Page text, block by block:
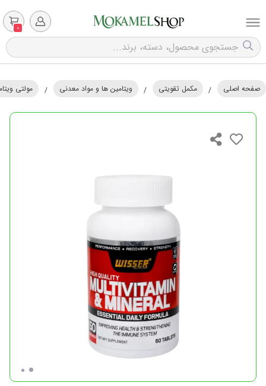
0
صفحه اصلی / مکمل تقویتی / ویتامین ها و مواد معدنی / مولتی